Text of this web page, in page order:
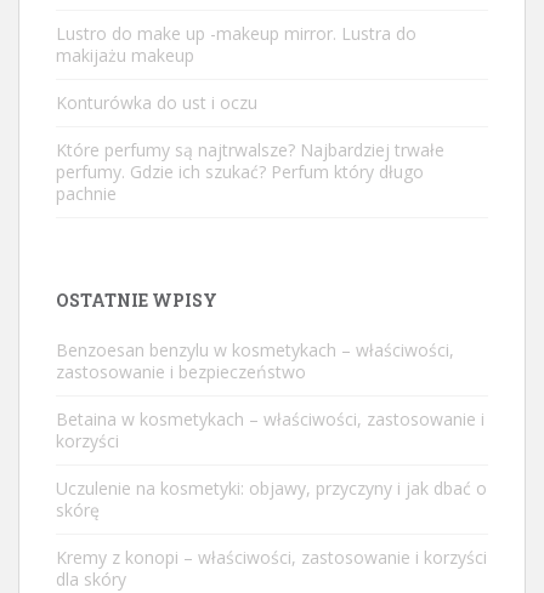
Lustro do make up -makeup mirror. Lustra do
makijażu makeup
Konturówka do ust i oczu
Które perfumy są najtrwalsze? Najbardziej trwałe
perfumy. Gdzie ich szukać? Perfum który długo
pachnie
OSTATNIE WPISY
Benzoesan benzylu w kosmetykach – właściwości,
zastosowanie i bezpieczeństwo
Betaina w kosmetykach – właściwości, zastosowanie i
korzyści
Uczulenie na kosmetyki: objawy, przyczyny i jak dbać o
skórę
Kremy z konopi – właściwości, zastosowanie i korzyści
dla skóry